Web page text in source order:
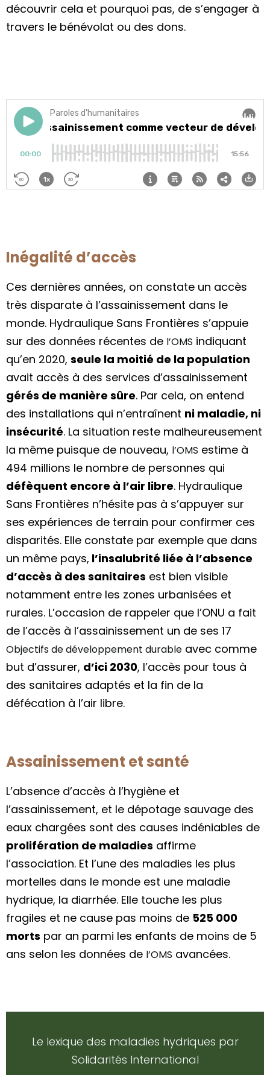
découvrir cela et pourquoi pas, de s’engager à
travers le bénévolat ou des dons.
Inégalité d’accès
Ces dernières années, on constate un accès
très disparate à l’assainissement dans le
monde. Hydraulique Sans Frontières s’appuie
sur des données récentes de l’OMS indiquant
qu’en 2020, seule la moitié de la population
avait accès à des services d’assainissement
gérés de manière sûre. Par cela, on entend
des installations qui n’entraînent ni maladie, ni
insécurité. La situation reste malheureusement
la même puisque de nouveau, l’OMS estime à
494 millions le nombre de personnes qui
défèquent encore à l’air libre. Hydraulique
Sans Frontières n’hésite pas à s’appuyer sur
ses expériences de terrain pour confirmer ces
disparités. Elle constate par exemple que dans
un même pays, l’insalubrité liée à l’absence
d’accès à des sanitaires est bien visible
notamment entre les zones urbanisées et
rurales. L’occasion de rappeler que l’ONU a fait
de l’accès à l’assainissement un de ses 17
Objectifs de développement durable avec comme
but d’assurer, d’ici 2030, l’accès pour tous à
des sanitaires adaptés et la fin de la
défécation à l’air libre.
Assainissement et santé
L’absence d’accès à l’hygiène et
l’assainissement, et le dépotage sauvage des
eaux chargées sont des causes indéniables de
prolifération de maladies affirme
l’association. Et l’une des maladies les plus
mortelles dans le monde est une maladie
hydrique, la diarrhée. Elle touche les plus
fragiles et ne cause pas moins de 525 000
morts par an parmi les enfants de moins de 5
ans selon les données de l’OMS avancées.
Le lexique des maladies hydriques par
Solidarités International